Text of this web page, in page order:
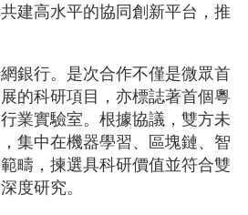
建高水平的協同創新平台，推
銀行。是次合作不僅是微眾首
的科研項目，亦標誌著首個粵
業實驗室。根據協議，雙方未
集中在機器學習、區塊鏈、智
疇，揀選具科研價值並符合雙
度研究。